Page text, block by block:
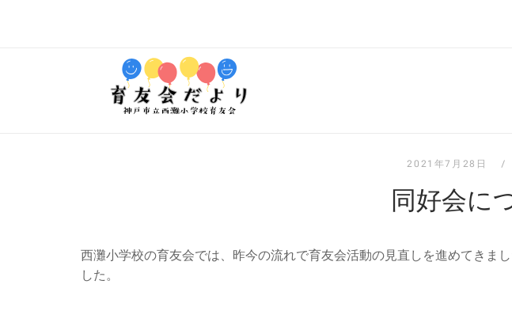
2021年7月28日
同好会に
西灘小学校の育友会では、昨今の流れで育友会活動の見直しを進めてきま
した。